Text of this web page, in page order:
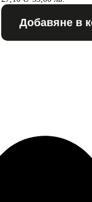
Добавяне в